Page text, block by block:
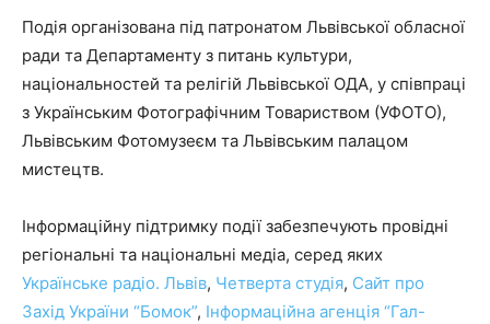
Подія організована під патронатом Львівської обласної
ради та Департаменту з питань культури,
національностей та релігій Львівської ОДА, у співпраці
з Українським Фотографічним Товариством (УФОТО),
Львівським Фотомузеєм та Львівським палацом
мистецтв.
Інформаційну підтримку події забезпечують провідні
регіональні та національні медіа, серед яких
Українське радіо. Львів, Четверта студія, Сайт про
Захід України “Бомок”, Інформаційна агенція “Гал-